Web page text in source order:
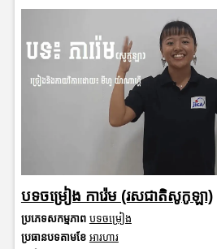
បទចម្រៀង ការ៉េម (រសជាតិសូកូឡា)
ប្រភេទសកម្មភាព បទចម្រៀង
ប្រធានបទតាមខែ អារហារ